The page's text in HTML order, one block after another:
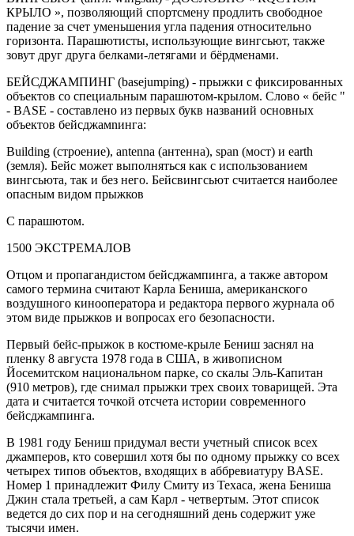
КРЫЛО », позволяющий спортсмену продлить свободное
падение за счет уменьшения угла падения относительно
горизонта. Парашютисты, использующие вингсьют, также
зовут друг друга белками-летягами и бёрдменами.
БЕЙСДЖАМПИНГ (basejumping) - прыжки с фиксированных
объектов со специальным парашютом-крылом. Слово « бейс "
- BASE - составлено из первых букв названий основных
объектов бейсджамnинга:
Building (строение), antenna (антенна), span (мост) и earth
(земля). Бейс может выполняться как с использованием
вингсьюта, так и без него. Бейсвингсьют считается наиболее
опасным видом прыжков
С парашютом.
1500 ЭКСТРЕМАЛОВ
Отцом и пропагандистом бейсджампинга, а также автором
самого термина считают Карла Бениша, американского
воздушного кинооператора и редактора первого журнала об
этом виде прыжков и вопросах его безопасности.
Первый бейс-прыжок в костюме-крыле Бениш заснял на
пленку 8 августа 1978 года в США, в живописном
Йосемитском национальном парке, со скалы Эль-Капитан
(910 метров), где снимал прыжки трех своих товарищей. Эта
дата и считается точкой отсчета истории современного
бейсджампинга.
В 1981 году Бениш придумал вести учетный список всех
джамперов, кто совершил хотя бы по одному прыжку со всех
четырех типов объектов, входящих в аббревиатуру BASE.
Номер 1 принадлежит Филу Смиту из Техаса, жена Бениша
Джин стала третьей, а сам Карл - четвертым. Этот список
ведется до сих пор и на сегодняшний день содержит уже
тысячи имен.